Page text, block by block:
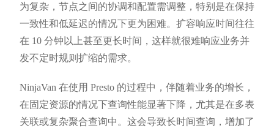
为复杂，节点之间的协调和配置需调整，特别是在保持
一致性和低延迟的情况下更为困难。扩容响应时间往往
在 10 分钟以上甚至更长时间，这样就很难响应业务并
发不定时规则扩缩的需求。
NinjaVan 在使用 Presto 的过程中，伴随着业务的增长，
在固定资源的情况下查询性能显著下降，尤其是在多表
关联或复杂聚合查询中。这会导致长时间查询，增加了